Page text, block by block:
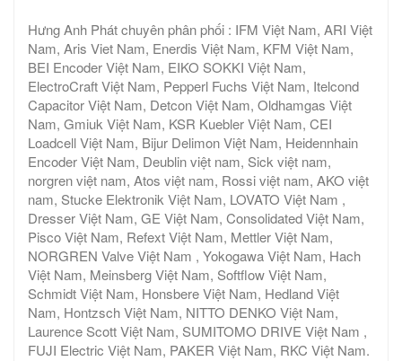
Hưng Anh Phát chuyên phân phối : IFM Việt Nam, ARI Việt
Nam, Aris Viet Nam, Enerdis Việt Nam, KFM Việt Nam,
BEI Encoder Việt Nam, EIKO SOKKI Việt Nam,
ElectroCraft Việt Nam, Pepperl Fuchs Việt Nam, Itelcond
Capacitor Việt Nam, Detcon Việt Nam, Oldhamgas Việt
Nam, Gmiuk Việt Nam, KSR Kuebler Việt Nam, CEI
Loadcell Việt Nam, Bijur Delimon Việt Nam, Heidennhain
Encoder Việt Nam, Deublin việt nam, Sick việt nam,
norgren việt nam, Atos việt nam, Rossi việt nam, AKO việt
nam, Stucke Elektronik Việt Nam, LOVATO Việt Nam ,
Dresser Việt Nam, GE Việt Nam, Consolidated Việt Nam,
Pisco Việt Nam, Refext Việt Nam, Mettler Việt Nam,
NORGREN Valve Việt Nam , Yokogawa Việt Nam, Hach
Việt Nam, Meinsberg Việt Nam, Softflow Việt Nam,
Schmidt Việt Nam, Honsbere Việt Nam, Hedland Việt
Nam, Hontzsch Việt Nam, NITTO DENKO Việt Nam,
Laurence Scott Việt Nam, SUMITOMO DRIVE Việt Nam ,
FUJI Electric Việt Nam, PAKER Việt Nam, RKC Việt Nam.